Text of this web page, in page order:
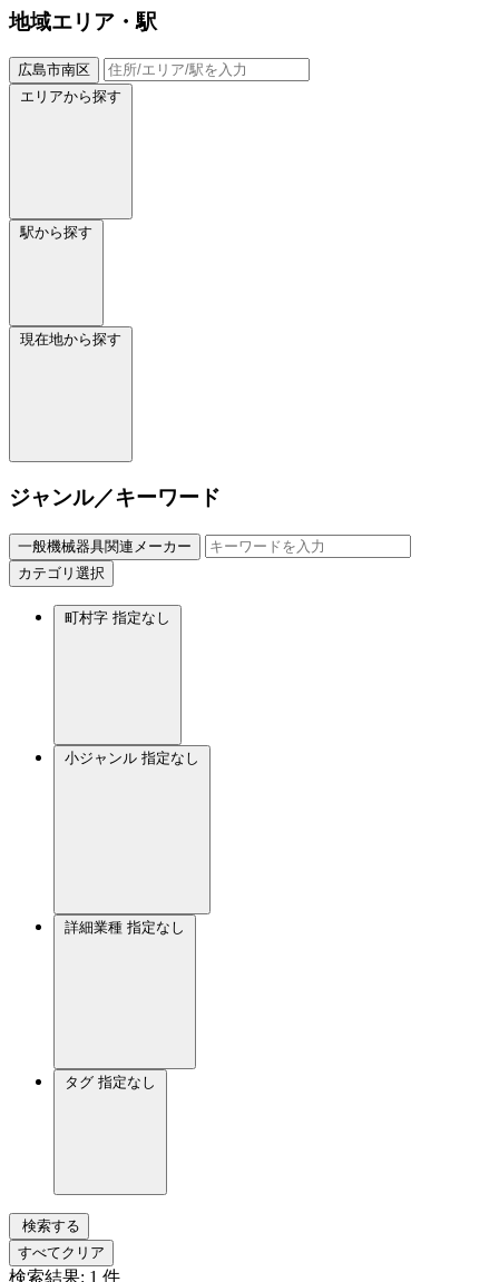
地域エリア・駅
広島市南区
エリアから探す
駅から探す
現在地から探す
ジャンル／キーワード
一般機械器具関連メーカー
カテゴリ選択
町村字 指定なし
小ジャンル 指定なし
詳細業種 指定なし
タグ 指定なし
検索する
すべてクリア
検索結果: 1 件